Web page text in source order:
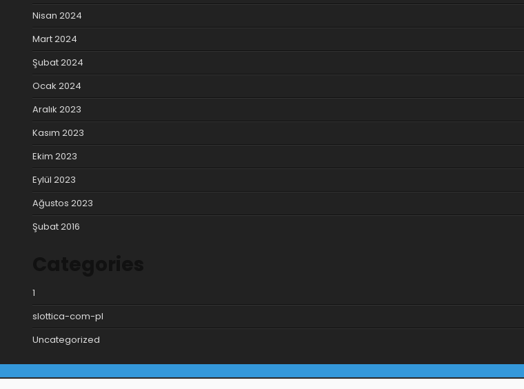
Nisan 2024
Mart 2024
Şubat 2024
Ocak 2024
Aralık 2023
Kasım 2023
Ekim 2023
Eylül 2023
Ağustos 2023
Şubat 2016
1
slottica-com-pl
Uncategorized